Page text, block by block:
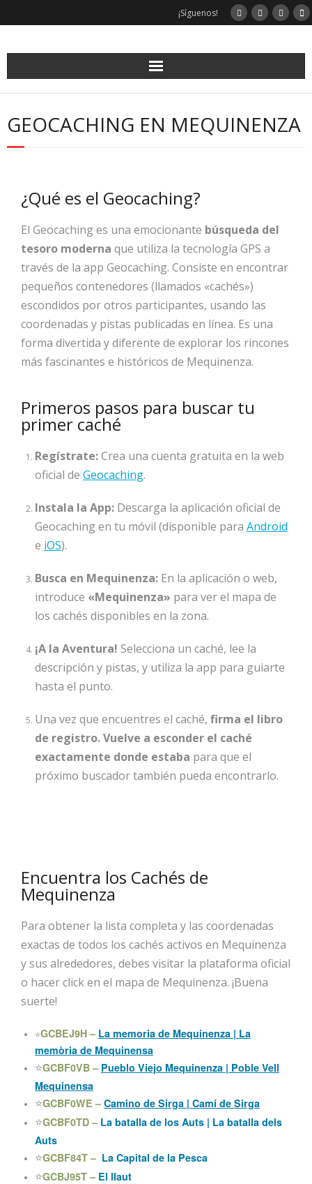
¡Síguenos!
GEOCACHING EN MEQUINENZA
¿Qué es el Geocaching?
El Geocaching es una emocionante búsqueda del
tesoro moderna que utiliza la tecnología GPS a
través de la app Geocaching. Consiste en encontrar
pequeños contenedores (llamados «cachés»)
escondidos por otros participantes, usando las
coordenadas y pistas publicadas en línea. Es una
forma divertida y diferente de explorar los rincones
más fascinantes e históricos de Mequinenza.
Primeros pasos para buscar tu
primer caché
Regístrate:Crea una cuenta gratuita en la web
oficial de Geocaching.
Instala la App: Descarga la aplicación oficial de
Geocaching en tu móvil (disponible para Android
e iOS).
Busca en Mequinenza: En la aplicación o web,
introduce «Mequinenza» para ver el mapa de
los cachés disponibles en la zona.
¡A la Aventura! Selecciona un caché, lee la
descripción y pistas, y utiliza la app para guiarte
hasta el punto.
Una vez que encuentres el caché, firma el libro
de registro.Vuelve a esconder el caché
exactamente donde estaba para que el
próximo buscador también pueda encontrarlo.
Encuentra los Cachés de
Mequinenza
Para obtener la lista completa y las coordenadas
exactas de todos los cachés activos en Mequinenza
y sus alrededores, debes visitar la plataforma oficial
o hacer click en el mapa de Mequinenza. ¡Buena
suerte!
⭐GCBEJ9H – La memoria de Mequinenza | La
memòria de Mequinensa
⭐GCBF0VB – Pueblo Viejo Mequinenza | Poble Vell
Mequinensa
⭐GCBF0WE – Camino de Sirga | Camí de Sirga
⭐GCBF0TD – La batalla de los Auts | La batalla dels
Auts
⭐GCBF84T – La Capital de la Pesca
⭐GCBJ95T – El llaut